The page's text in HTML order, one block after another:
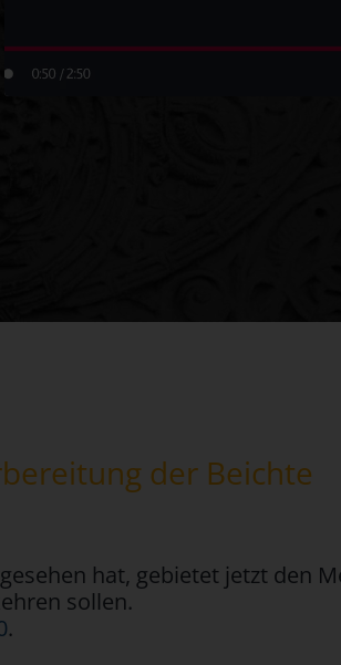
der Beichte
hat, gebietet jetzt den
sollen.
.